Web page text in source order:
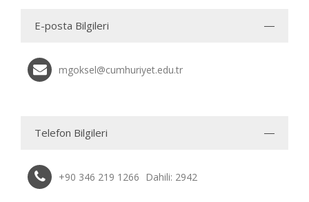
E-posta Bilgileri
mgoksel@cumhuriyet.edu.tr
Telefon Bilgileri
+90 346 219 1266 Dahili: 2942